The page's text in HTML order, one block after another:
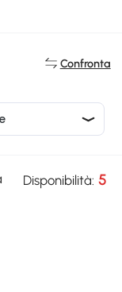
Confronta
Disponibilità: 5